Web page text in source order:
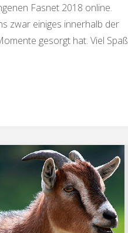
Fasnet 2018 online.
zwar einiges innerhalb der
gesorgt hat. Viel Spaß